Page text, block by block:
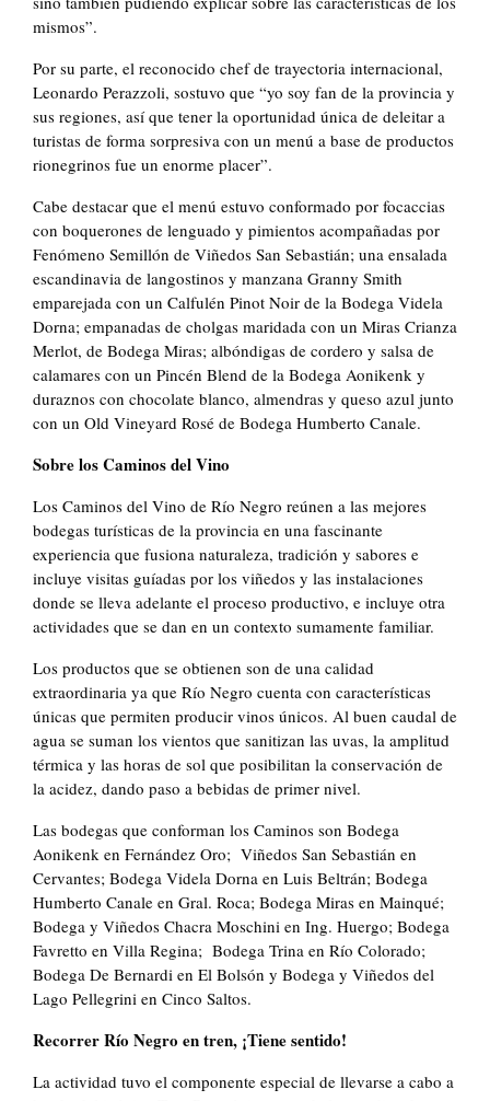
mismos”.
Por su parte, el reconocido chef de trayectoria internacional,
Leonardo Perazzoli, sostuvo que “yo soy fan de la provincia y
sus regiones, así que tener la oportunidad única de deleitar a
turistas de forma sorpresiva con un menú a base de productos
rionegrinos fue un enorme placer”.
Cabe destacar que el menú estuvo conformado por focaccias
con boquerones de lenguado y pimientos acompañadas por
Fenómeno Semillón de Viñedos San Sebastián; una ensalada
escandinavia de langostinos y manzana Granny Smith
emparejada con un Calfulén Pinot Noir de la Bodega Videla
Dorna; empanadas de cholgas maridada con un Miras Crianza
Merlot, de Bodega Miras; albóndigas de cordero y salsa de
calamares con un Pincén Blend de la Bodega Aonikenk y
duraznos con chocolate blanco, almendras y queso azul junto
con un Old Vineyard Rosé de Bodega Humberto Canale.
Sobre los Caminos del Vino
Los Caminos del Vino de Río Negro reúnen a las mejores
bodegas turísticas de la provincia en una fascinante
experiencia que fusiona naturaleza, tradición y sabores e
incluye visitas guíadas por los viñedos y las instalaciones
donde se lleva adelante el proceso productivo, e incluye otra
actividades que se dan en un contexto sumamente familiar.
Los productos que se obtienen son de una calidad
extraordinaria ya que Río Negro cuenta con características
únicas que permiten producir vinos únicos. Al buen caudal de
agua se suman los vientos que sanitizan las uvas, la amplitud
térmica y las horas de sol que posibilitan la conservación de
la acidez, dando paso a bebidas de primer nivel.
Las bodegas que conforman los Caminos son Bodega
Aonikenk en Fernández Oro; Viñedos San Sebastián en
Cervantes; Bodega Videla Dorna en Luis Beltrán; Bodega
Humberto Canale en Gral. Roca; Bodega Miras en Mainqué;
Bodega y Viñedos Chacra Moschini en Ing. Huergo; Bodega
Favretto en Villa Regina; Bodega Trina en Río Colorado;
Bodega De Bernardi en El Bolsón y Bodega y Viñedos del
Lago Pellegrini en Cinco Saltos.
Recorrer Río Negro en tren, ¡Tiene sentido!
La actividad tuvo el componente especial de llevarse a cabo a